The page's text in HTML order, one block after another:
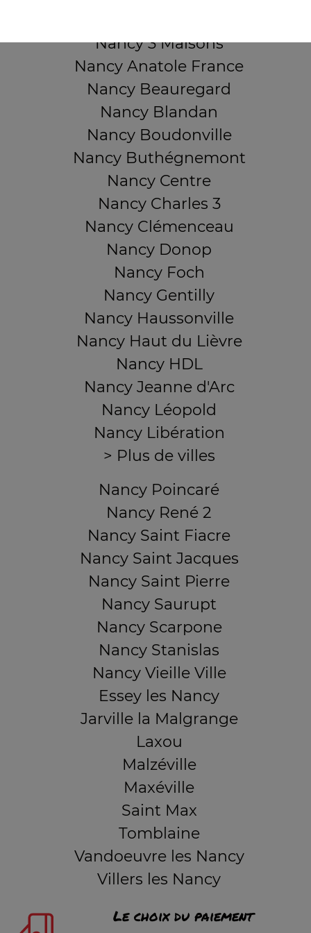
Nancy 3 Maisons
Nancy Anatole France
Nancy Beauregard
Nancy Blandan
Nancy Boudonville
Nancy Buthégnemont
Nancy Centre
Nancy Charles 3
Nancy Clémenceau
Nancy Donop
Nancy Foch
Nancy Gentilly
Nancy Haussonville
Nancy Haut du Lièvre
Nancy HDL
Nancy Jeanne d'Arc
Nancy Léopold
Nancy Libération
> Plus de villes
Nancy Poincaré
Nancy René 2
Nancy Saint Fiacre
Nancy Saint Jacques
Nancy Saint Pierre
Nancy Saurupt
Nancy Scarpone
Nancy Stanislas
Nancy Vieille Ville
Essey les Nancy
Jarville la Malgrange
Laxou
Malzéville
Maxéville
Saint Max
Tomblaine
Vandoeuvre les Nancy
Villers les Nancy
Le choix du paiement